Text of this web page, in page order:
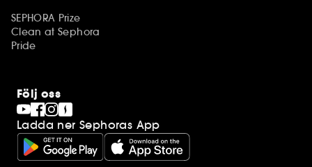
SEPHORA Prize
Clean at Sephora
Pride
Följ oss
Ladda ner Sephoras App